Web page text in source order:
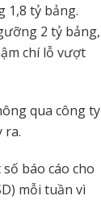
1,8 tỷ bảng.
2 tỷ bảng,
chí lỗ vượt
qua công ty
ra.
báo cáo cho
mỗi tuần vì